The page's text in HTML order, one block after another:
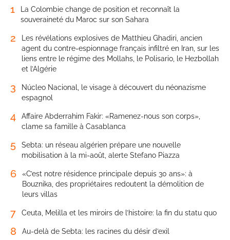
1
La Colombie change de position et reconnaît la
souveraineté du Maroc sur son Sahara
2
Les révélations explosives de Matthieu Ghadiri, ancien
agent du contre-espionnage français infiltré en Iran, sur les
liens entre le régime des Mollahs, le Polisario, le Hezbollah
et l’Algérie
3
Núcleo Nacional, le visage à découvert du néonazisme
espagnol
4
Affaire Abderrahim Fakir: «Ramenez-nous son corps»,
clame sa famille à Casablanca
5
Sebta: un réseau algérien prépare une nouvelle
mobilisation à la mi-août, alerte Stefano Piazza
6
«C’est notre résidence principale depuis 30 ans»: à
Bouznika, des propriétaires redoutent la démolition de
leurs villas
7 Ceuta, Melilla et les miroirs de l’histoire: la fin du statu quo
8 Au-delà de Sebta: les racines du désir d’exil